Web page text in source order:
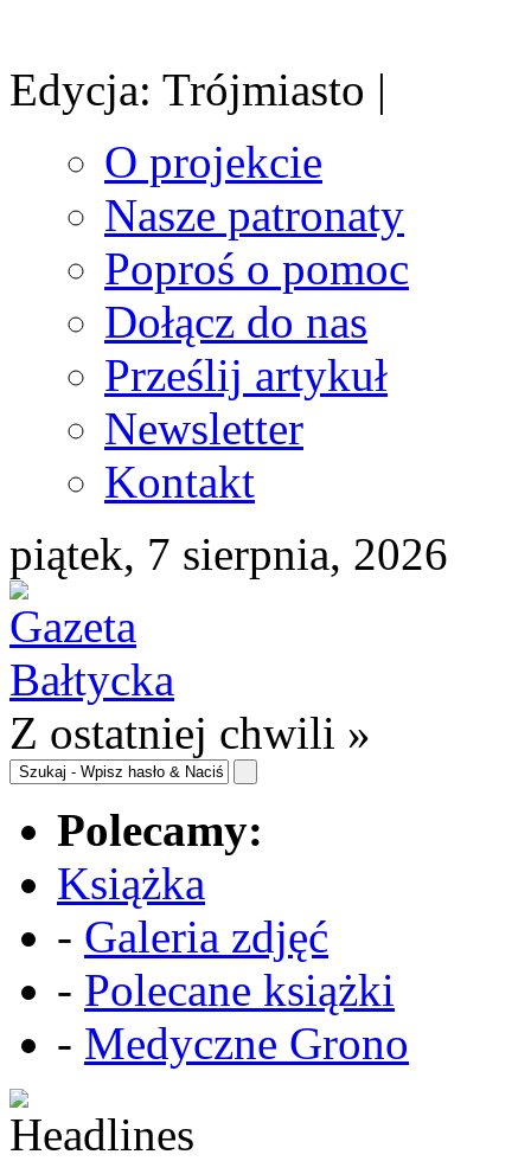
Edycja: Trójmiasto |
O projekcie
Nasze patronaty
Poproś o pomoc
Dołącz do nas
Prześlij artykuł
Newsletter
Kontakt
piątek, 7 sierpnia, 2026
Z ostatniej chwili »
Polecamy:
Książka
- Galeria zdjęć
- Polecane książki
- Medyczne Grono